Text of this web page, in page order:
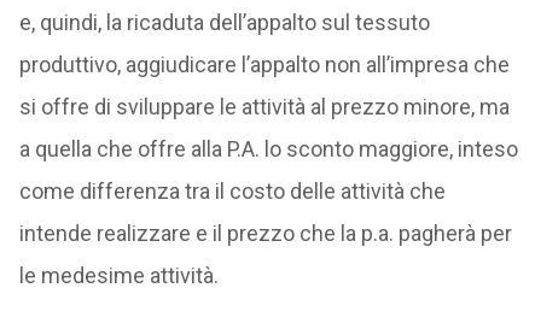
e, quindi, la ricaduta dell’appalto sul tessuto
produttivo, aggiudicare l’appalto non all’impresa che
si offre di sviluppare le attività al prezzo minore, ma
a quella che offre alla P.A. lo sconto maggiore, inteso
come differenza tra il costo delle attività che
intende realizzare e il prezzo che la p.a. pagherà per
le medesime attività.